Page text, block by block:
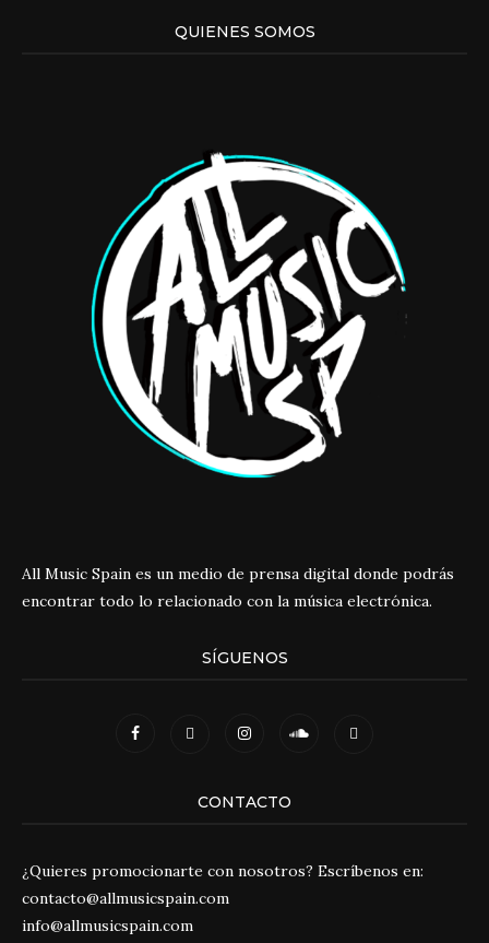
QUIENES SOMOS
All Music Spain es un medio de prensa digital donde podrás
encontrar todo lo relacionado con la música electrónica.
SÍGUENOS
CONTACTO
¿Quieres promocionarte con nosotros? Escríbenos en:
contacto@allmusicspain.com
info@allmusicspain.com